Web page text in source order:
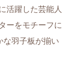
活躍した芸能人
ーをモチーフに
な羽子板が揃い